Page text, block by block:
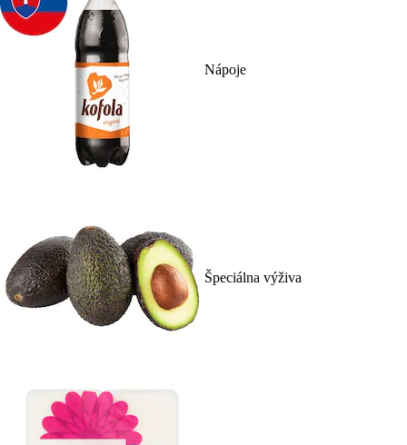
Nápoje
Špeciálna výživa